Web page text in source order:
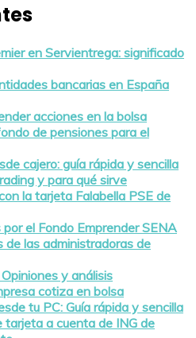
en Servientrega: significado
bancarias en España
acciones en la bolsa
de pensiones para el
cajero: guía rápida y sencilla
y para qué sirve
la tarjeta Falabella PSE de
el Fondo Emprender SENA
de las administradoras de
y análisis
cotiza en bolsa
tu PC: Guía rápida y sencilla
tarjeta a cuenta de ING de